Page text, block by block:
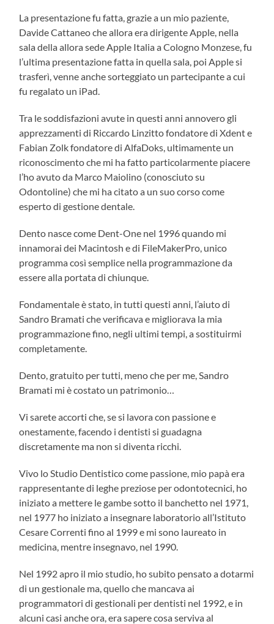
La presentazione fu fatta, grazie a un mio paziente,
Davide Cattaneo che allora era dirigente Apple, nella
sala della allora sede Apple Italia a Cologno Monzese, fu
l’ultima presentazione fatta in quella sala, poi Apple si
trasferì, venne anche sorteggiato un partecipante a cui
fu regalato un iPad.
Tra le soddisfazioni avute in questi anni annovero gli
apprezzamenti di Riccardo Linzitto fondatore di Xdent e
Fabian Zolk fondatore di AlfaDoks, ultimamente un
riconoscimento che mi ha fatto particolarmente piacere
l’ho avuto da Marco Maiolino (conosciuto su
Odontoline) che mi ha citato a un suo corso come
esperto di gestione dentale.
Dento nasce come Dent-One nel 1996 quando mi
innamorai dei Macintosh e di FileMakerPro, unico
programma così semplice nella programmazione da
essere alla portata di chiunque.
Fondamentale è stato, in tutti questi anni, l’aiuto di
Sandro Bramati che verificava e migliorava la mia
programmazione fino, negli ultimi tempi, a sostituirmi
completamente.
Dento, gratuito per tutti, meno che per me, Sandro
Bramati mi è costato un patrimonio…
Vi sarete accorti che, se si lavora con passione e
onestamente, facendo i dentisti si guadagna
discretamente ma non si diventa ricchi.
Vivo lo Studio Dentistico come passione, mio papà era
rappresentante di leghe preziose per odontotecnici, ho
iniziato a mettere le gambe sotto il banchetto nel 1971,
nel 1977 ho iniziato a insegnare laboratorio all’Istituto
Cesare Correnti fino al 1999 e mi sono laureato in
medicina, mentre insegnavo, nel 1990.
Nel 1992 apro il mio studio, ho subito pensato a dotarmi
di un gestionale ma, quello che mancava ai
programmatori di gestionali per dentisti nel 1992, e in
alcuni casi anche ora, era sapere cosa serviva al